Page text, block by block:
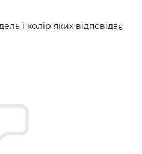
і колір яких відповідає